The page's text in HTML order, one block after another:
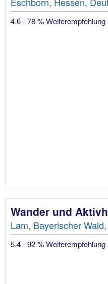
4.6 - 78 % Weiterempfehlung
Wander und
Lam, Bayerischer
5.4 - 92 % Weiterempfehlung